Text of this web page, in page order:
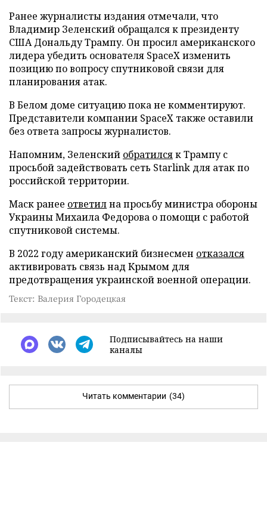
Ранее журналисты издания отмечали, что
Владимир Зеленский обращался к президенту
США Дональду Трампу. Он просил американского
лидера убедить основателя SpaceX изменить
позицию по вопросу спутниковой связи для
планирования атак.
В Белом доме ситуацию пока не комментируют.
Представители компании SpaceX также оставили
без ответа запросы журналистов.
Напомним, Зеленский обратилсяк Трампу с
просьбой задействовать сеть Starlink для атак по
российской территории.
Маск ранее ответилна просьбу министра обороны
Украины Михаила Федорова о помощи с работой
спутниковой системы.
В 2022 году американский бизнесмен отказался
активировать связь над Крымом для
предотвращения украинской военной операции.
Текст: Валерия Городецкая
Подписывайтесь на наши
каналы
Читать комментарии (34)